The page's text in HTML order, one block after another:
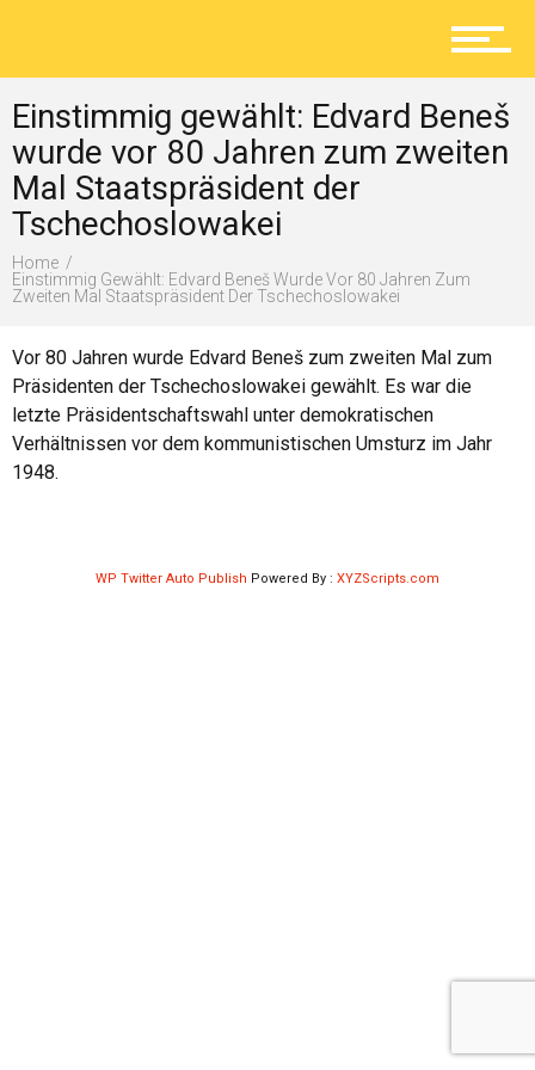
Lokal
Ratgeber
Kolumne
Einstimmig gewählt: Edvard Beneš
wurde vor 80 Jahren zum zweiten
Mal Staatspräsident der
Tschechoslowakei
Home
Einstimmig Gewählt: Edvard Beneš Wurde Vor 80 Jahren Zum
Zweiten Mal Staatspräsident Der Tschechoslowakei
Vor 80 Jahren wurde Edvard Beneš zum zweiten Mal zum
Präsidenten der Tschechoslowakei gewählt. Es war die
letzte Präsidentschaftswahl unter demokratischen
Verhältnissen vor dem kommunistischen Umsturz im Jahr
1948.
WP Twitter Auto Publish Powered By : XYZScripts.com